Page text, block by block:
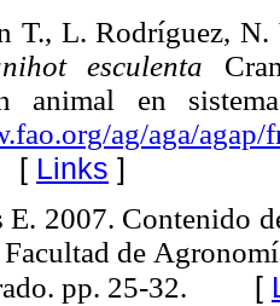
T., L. Rodríguez,
esculenta
animal en
ag/aga/
Links ]
E. 2007. Contenido
de
pp. 25-32. [